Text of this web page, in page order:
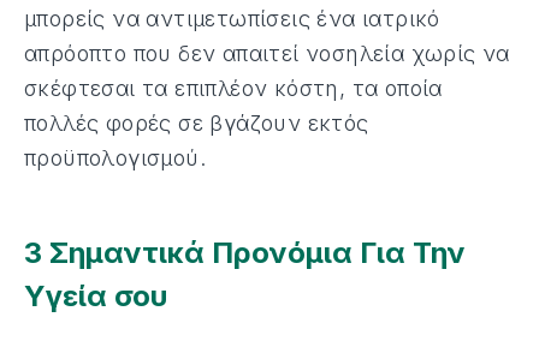
μπορείς να αντιμετωπίσεις ένα ιατρικό
απρόοπτο που δεν απαιτεί νοσηλεία χωρίς να
σκέφτεσαι τα επιπλέον κόστη, τα οποία
πολλές φορές σε βγάζουν εκτός
προϋπολογισμού.
3 Σημαντικά Προνόμια Για Την
Υγεία σου